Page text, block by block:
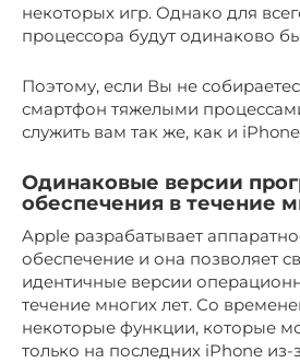
некоторых игр. Однако для
процессора будут одинаково
Поэтому, если Вы не
смартфон тяжелыми
служить вам так же, как и iPhone
Одинаковые версии
обеспечения в течение
Apple разрабатывает
обеспечение и она позволяет
идентичные версии
течение многих лет. Со
некоторые функции, которые
только на последних iPhone из-